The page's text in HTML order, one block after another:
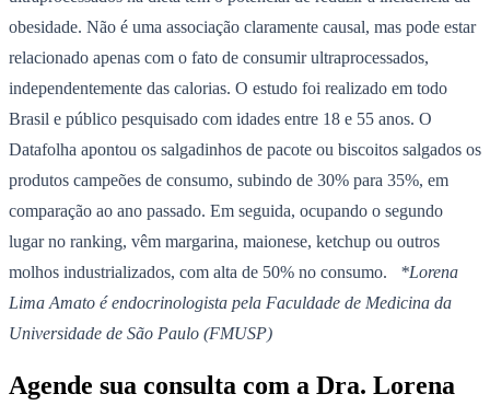
obesidade. Não é uma associação claramente causal, mas pode estar
relacionado apenas com o fato de consumir ultraprocessados,
independentemente das calorias. O estudo foi realizado em todo
Brasil e público pesquisado com idades entre 18 e 55 anos. O
Datafolha apontou os salgadinhos de pacote ou biscoitos salgados os
produtos campeões de consumo, subindo de 30% para 35%, em
comparação ao ano passado. Em seguida, ocupando o segundo
lugar no ranking, vêm margarina, maionese, ketchup ou outros
molhos industrializados, com alta de 50% no consumo. *Lorena
Lima Amato é endocrinologista pela Faculdade de Medicina da
Universidade de São Paulo (FMUSP)
Agende sua consulta com a Dra. Lorena